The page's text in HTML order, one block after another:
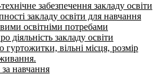
забезпечення закладу освіти
закладу освіти для навчання
освітніми потребами
діяльність закладу освіти
гуртожитки, вільні місця, розмір
навчання